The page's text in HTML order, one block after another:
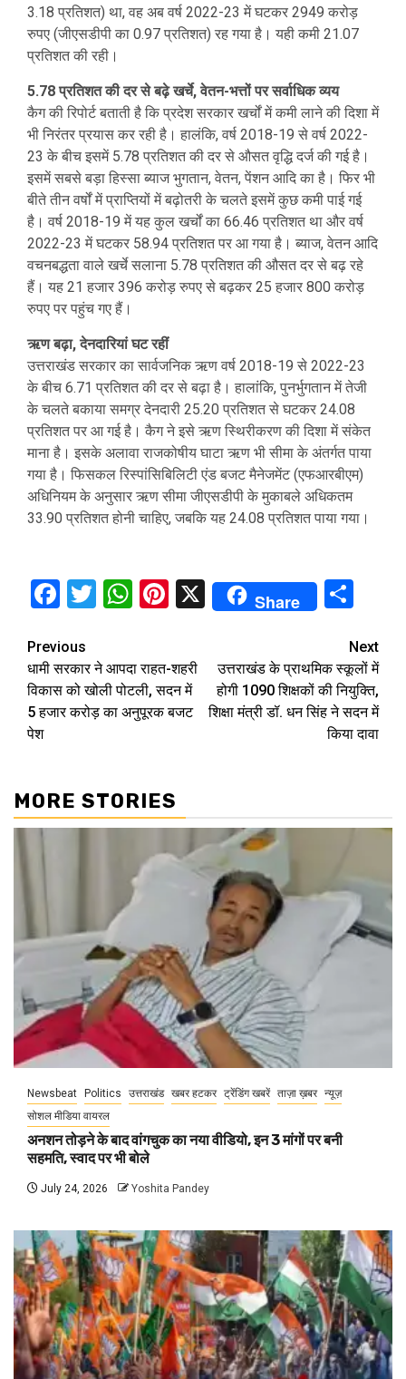
3.18 प्रतिशत) था, वह अब वर्ष 2022-23 में घटकर 2949 करोड़
रुपए (जीएसडीपी का 0.97 प्रतिशत) रह गया है। यही कमी 21.07
प्रतिशत की रही।
5.78 प्रतिशत की दर से बढ़े खर्चे, वेतन-भत्तों पर सर्वाधिक व्यय
कैग की रिपोर्ट बताती है कि प्रदेश सरकार खर्चों में कमी लाने की दिशा में
भी निरंतर प्रयास कर रही है। हालंकि, वर्ष 2018-19 से वर्ष 2022-
23 के बीच इसमें 5.78 प्रतिशत की दर से औसत वृद्धि दर्ज की गई है।
इसमें सबसे बड़ा हिस्सा ब्याज भुगतान, वेतन, पेंशन आदि का है। फिर भी
बीते तीन वर्षों में प्राप्तियों में बढ़ोतरी के चलते इसमें कुछ कमी पाई गई
है। वर्ष 2018-19 में यह कुल खर्चों का 66.46 प्रतिशत था और वर्ष
2022-23 में घटकर 58.94 प्रतिशत पर आ गया है। ब्याज, वेतन आदि
वचनबद्धता वाले खर्चे सलाना 5.78 प्रतिशत की औसत दर से बढ़ रहे
हैं। यह 21 हजार 396 करोड़ रुपए से बढ़कर 25 हजार 800 करोड़
रुपए पर पहुंच गए हैं।
ऋण बढ़ा, देनदारियां घट रहीं
उत्तराखंड सरकार का सार्वजनिक ऋण वर्ष 2018-19 से 2022-23
के बीच 6.71 प्रतिशत की दर से बढ़ा है। हालांकि, पुनर्भुगतान में तेजी
के चलते बकाया समग्र देनदारी 25.20 प्रतिशत से घटकर 24.08
प्रतिशत पर आ गई है। कैग ने इसे ऋण स्थिरीकरण की दिशा में संकेत
माना है। इसके अलावा राजकोषीय घाटा ऋण भी सीमा के अंतर्गत पाया
गया है। फिसकल रिस्पांसिबिलिटी एंड बजट मैनेजमेंट (एफआरबीएम)
अधिनियम के अनुसार ऋण सीमा जीएसडीपी के मुकाबले अधिकतम
33.90 प्रतिशत होनी चाहिए, जबकि यह 24.08 प्रतिशत पाया गया।
Facebook
Twitter
WhatsApp
Pinterest
X Share
Continue
Reading
Previous
धामी सरकार ने आपदा राहत-शहरी
विकास को खोली पोटली, सदन में
5 हजार करोड़ का अनुपूरक बजट
पेश
Next
उत्तराखंड के प्राथमिक स्कूलों में
होगी 1090 शिक्षकों की नियुक्ति,
शिक्षा मंत्री डॉ. धन सिंह ने सदन में
किया दावा
MORE STORIES
Newsbeat Politics उत्तराखंड खबर हटकर ट्रेंडिंग खबरें ताज़ा ख़बर न्यूज़
सोशल मीडिया वायरल
अनशन तोड़ने के बाद वांगचुक का नया वीडियो, इन 3 मांगों पर बनी
सहमति, स्वाद पर भी बोले
July 24, 2026 Yoshita Pandey